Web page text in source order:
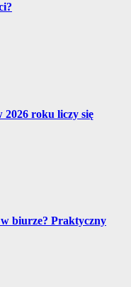
2026 roku liczy się
biurze? Praktyczny